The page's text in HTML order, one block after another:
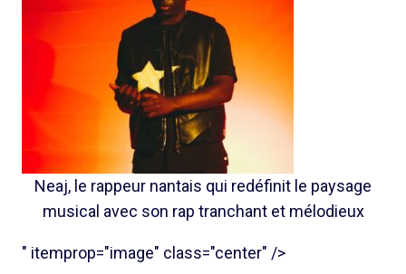
Neaj, le rappeur nantais qui redéfinit le paysage
musical avec son rap tranchant et mélodieux
" itemprop="image" class="center" />